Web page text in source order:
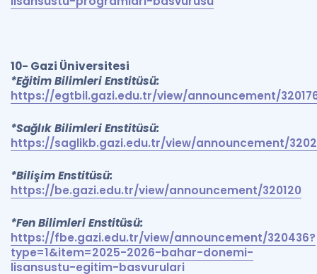
10- Gazi Üniversitesi
*Eğitim Bilimleri Enstitüsü:
https://egtbil.gazi.edu.tr/view/announcement/
*Sağlık Bilimleri Enstitüsü:
https://saglikb.gazi.edu.tr/view/announcement/
*Bilişim Enstitüsü:
https://be.gazi.edu.tr/view/announcement/320120
*Fen Bilimleri Enstitüsü:
https://fbe.gazi.edu.tr/view/announcement/320436?
type=1&item=2025-2026-bahar-donemi-
lisansustu-egitim-basvurulari